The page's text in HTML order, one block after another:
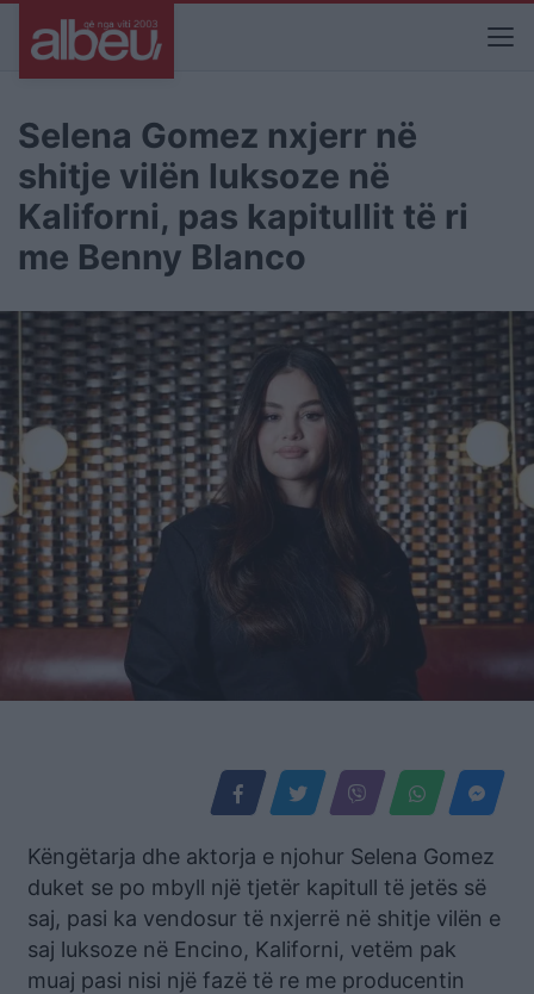
Selena Gomez nxjerr në
shitje vilën luksoze në
Kaliforni, pas kapitullit të ri
me Benny Blanco
Këngëtarja dhe aktorja e njohur Selena Gomez
duket se po mbyll një tjetër kapitull të jetës së
saj, pasi ka vendosur të nxjerrë në shitje vilën e
saj luksoze në Encino, Kaliforni, vetëm pak
muaj pasi nisi një fazë të re me producentin